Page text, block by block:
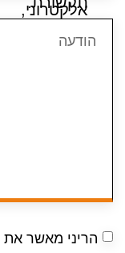
הריני מאשר את